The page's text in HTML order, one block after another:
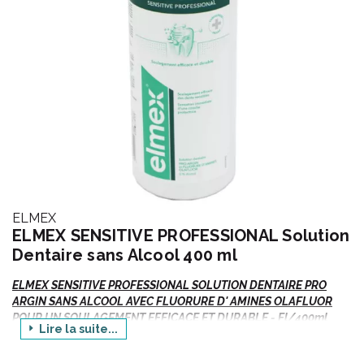
ELMEX
ELMEX SENSITIVE PROFESSIONAL Solution
Dentaire sans Alcool 400 ml
ELMEX SENSITIVE PROFESSIONAL SOLUTION DENTAIRE PRO
ARGIN SANS ALCOOL AVEC FLUORURE D' AMINES OLAFLUOR
POUR UN SOULAGEMENT EFFICACE ET DURABLE - Fl/400ml
Lire la suite...